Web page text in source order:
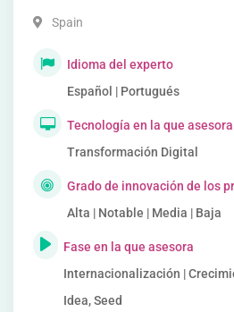
Spain
Idioma del experto
Español | Portugués
Tecnología en la que asesora
Transformación Digital
Grado de innovación de los
Alta | Notable | Media | Baja
Fase en la que asesora
Internacionalización |
Idea, Seed